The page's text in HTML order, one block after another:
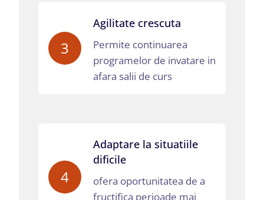
3
Agilitate crescuta
Permite continuarea
programelor de invatare in
afara salii de curs
4
Adaptare la situatiile
dificile
ofera oportunitatea de a
fructifica perioade mai